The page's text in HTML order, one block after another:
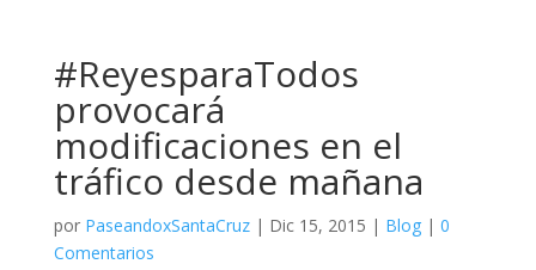
#ReyesparaTodos
provocará
modificaciones en el
tráfico desde mañana
por PaseandoxSantaCruz| Dic 15, 2015 | Blog| 0
Comentarios